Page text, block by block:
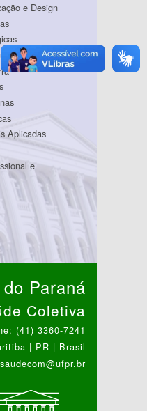
e Design
Aplicadas
e
Paraná
Coletiva
(41) 3360-7241
| PR | Brasil